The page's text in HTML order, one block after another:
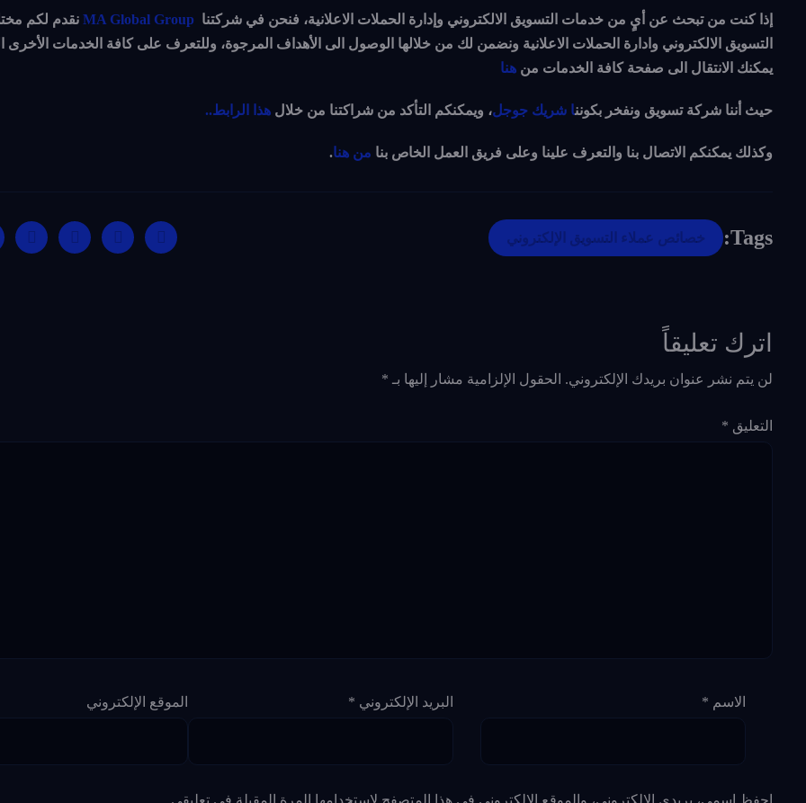
إذا كنت من تبحث عن أيٍ من خدمات التسويق الالكتروني وإدارة الحملات الاعلانية، فنحن في شركتنا MA Global Group نقدم لكم
التسويق الالكتروني وادارة الحملات الاعلانية ونضمن لك من خلالها الوصول الى الأهداف المرجوة، وللتعرف على كافة الخدمات الأخرى
يمكنك الانتقال الى صفحة كافة الخدمات من هنا
حيث أننا شركة تسويق ونفخر بكوننا شريك جوجل، ويمكنكم التأكد من شراكتنا من خلال هذا الرابط..
وكذلك يمكنكم الاتصال بنا والتعرف علينا وعلى فريق العمل الخاص بنا من هنا.
Tags: خصائص عملاء التسويق الإلكتروني
اترك تعليقاً
لن يتم نشر عنوان بريدك الإلكتروني. الحقول الإلزامية مشار إليها بـ *
التعليق *
الاسم * البريد الإلكتروني * الموقع الإلكتروني